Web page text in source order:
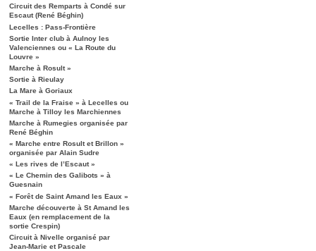
Circuit des Remparts à Condé sur
Escaut (René Béghin)
Lecelles : Pass-Frontière
Sortie Inter club à Aulnoy les
Valenciennes ou « La Route du
Louvre »
Marche à Rosult »
Sortie à Rieulay
La Mare à Goriaux
« Trail de la Fraise » à Lecelles ou
Marche à Tilloy les Marchiennes
Marche à Rumegies organisée par
René Béghin
« Marche entre Rosult et Brillon »
organisée par Alain Sudre
« Les rives de l’Escaut »
« Le Chemin des Galibots » à
Guesnain
« Forêt de Saint Amand les Eaux »
Marche découverte à St Amand les
Eaux (en remplacement de la
sortie Crespin)
Circuit à Nivelle organisé par
Jean-Marie et Pascale